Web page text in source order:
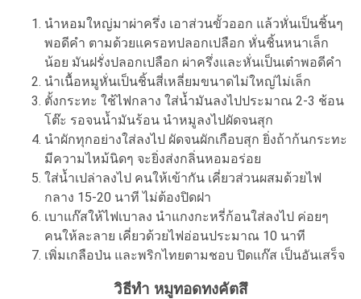
นำหอมใหญ่มาผ่าครึ่ง เอาส่วนขั้วออก แล้วหั่นเป็นชิ้นๆ
พอดีคำ ตามด้วยแครอทปลอกเปลือก หั่นชิ้นหนาเล็ก
น้อย มันฝรั่งปลอกเปลือก ผ่าครึ่งและหั่นเป็นเต๋าพอดีคำ
นำเนื้อหมูหั่นเป็นชิ้นสี่เหลี่ยมขนาดไม่ใหญ่ไม่เล็ก
ตั้งกระทะ ใช้ไฟกลาง ใส่น้ำมันลงไปประมาณ 2-3 ช้อน
โต๊ะ รอจนน้ำมันร้อน นำหมูลงไปผัดจนสุก
นำผักทุกอย่างใส่ลงไป ผัดจนผักเกือบสุก ยิ่งถ้าก้นกระทะ
มีความไหม้นิดๆ จะยิ่งส่งกลิ่นหอมอร่อย
ใส่น้ำเปล่าลงไป คนให้เข้ากัน เคี่ยวส่วนผสมด้วยไฟ
กลาง 15-20 นาที ไม่ต้องปิดฝา
เบาแก๊สให้ไฟเบาลง นำแกงกะหรี่ก้อนใส่ลงไป ค่อยๆ
คนให้ละลาย เคี่ยวด้วยไฟอ่อนประมาณ 10 นาที
เพิ่มเกลือป่น และพริกไทยตามชอบ ปิดแก๊ส เป็นอันเสร็จ
วิธีทำ หมูทอดทงคัตสึ